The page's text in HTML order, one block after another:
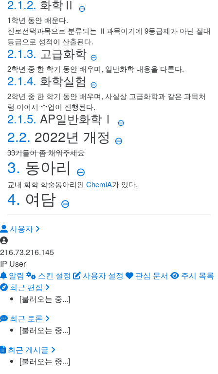
2.1.2. 화학Ⅱ ⊖
1학년 동안 배운다.
진로선택과목으로 분류되는 Ⅱ과목이기에 9등급제가 아닌 절대
등급으로 성적이 산출된다.
2.1.3. 고급화학 ⊖
2학년 중 한 학기 동안 배우며, 일반화학 내용을 다룬다.
2.1.4. 화학실험 ⊖
2학년 중 한 학기 동안 배우며, 사실상 고급화학과 같은 과목처
럼 이어서 수업이 진행된다.
2.1.5. AP일반화학Ⅰ ⊖
2.2. 2022년 개정 ⊖
33기들이 좀 채워주세요
3. 동아리 ⊖
교내 화학 학술동아리인 ChemiA가 있다.
4. 여담 ⊖
사용자
216.73.216.145
IP User
알림
스킨 설정 사용자 설정 관심 문서
주시 목록
최근 편집
[불러오는 중...]
최근 토론
[불러오는 중...]
최근 게시글
[불러오는 중...]